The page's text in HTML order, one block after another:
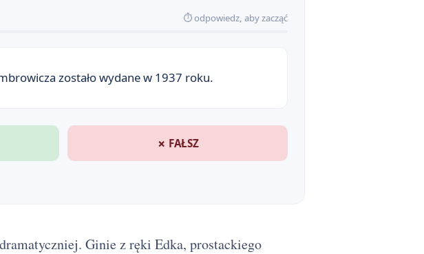
⏱ odpowiedz, aby zacząć
zostało wydane w 1937 roku.
✗ FAŁSZ